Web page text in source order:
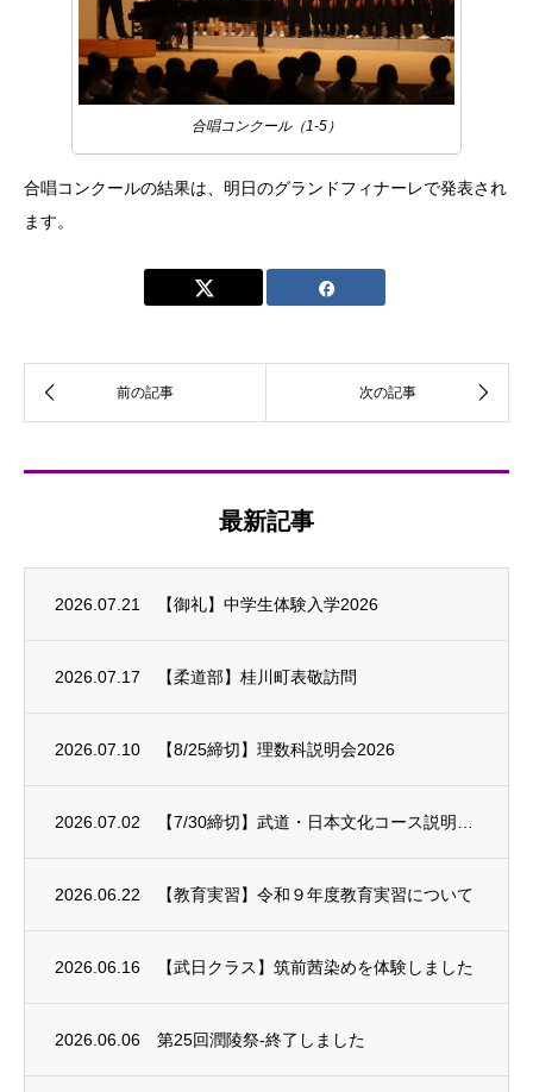
合唱コンクール（1-5）
合唱コンクールの結果は、明日のグランドフィナーレで発表され
ます。
最新記事
2026.07.21 【御礼】中学生体験入学2026
2026.07.17 【柔道部】桂川町表敬訪問
2026.07.10 【8/25締切】理数科説明会2026
2026.07.02 【7/30締切】武道・日本文化コース説明会2026
2026.06.22 【教育実習】令和９年度教育実習について
2026.06.16 【武日クラス】筑前茜染めを体験しました
2026.06.06 第25回潤陵祭-終了しました